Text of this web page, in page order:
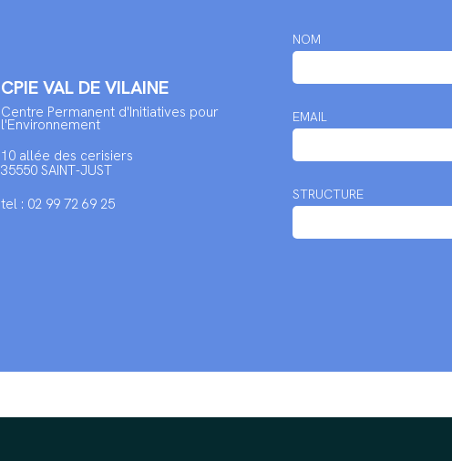
CPIE VAL DE VILAINE
Centre Permanent d'Initiatives pour
l'Environnement
10 allée des cerisiers
35550 SAINT-JUST
tel : 02 99 72 69 25
NOM
EMAIL
STRUCTURE